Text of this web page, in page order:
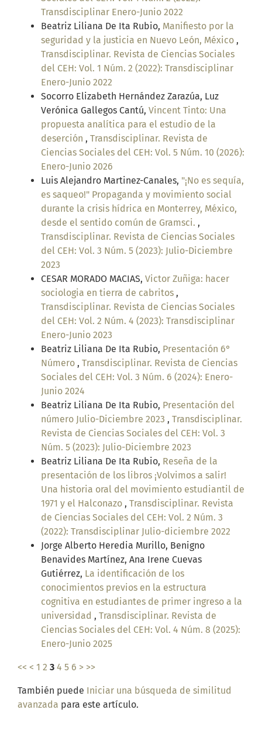
Transdisciplinar Enero-Junio 2022
Beatriz Liliana De Ita Rubio, Manifiesto por la
seguridad y la justicia en Nuevo León, México ,
Transdisciplinar. Revista de Ciencias Sociales
del CEH: Vol. 1 Núm. 2 (2022): Transdisciplinar
Enero-Junio 2022
Socorro Elizabeth Hernández Zarazúa, Luz
Verónica Gallegos Cantú, Vincent Tinto: Una
propuesta analítica para el estudio de la
deserción , Transdisciplinar. Revista de
Ciencias Sociales del CEH: Vol. 5 Núm. 10 (2026):
Enero-Junio 2026
Luis Alejandro Martinez-Canales, "¡No es sequía,
es saqueo!" Propaganda y movimiento social
durante la crisis hídrica en Monterrey, México,
desde el sentido común de Gramsci. ,
Transdisciplinar. Revista de Ciencias Sociales
del CEH: Vol. 3 Núm. 5 (2023): Julio-Diciembre
2023
CESAR MORADO MACIAS, Victor Zuñiga: hacer
sociologia en tierra de cabritos ,
Transdisciplinar. Revista de Ciencias Sociales
del CEH: Vol. 2 Núm. 4 (2023): Transdisciplinar
Enero-Junio 2023
Beatriz Liliana De Ita Rubio, Presentación 6°
Número , Transdisciplinar. Revista de Ciencias
Sociales del CEH: Vol. 3 Núm. 6 (2024): Enero-
Junio 2024
Beatriz Liliana De Ita Rubio, Presentación del
número Julio-Diciembre 2023 , Transdisciplinar.
Revista de Ciencias Sociales del CEH: Vol. 3
Núm. 5 (2023): Julio-Diciembre 2023
Beatriz Liliana De Ita Rubio, Reseña de la
presentación de los libros ¡Volvimos a salir!
Una historia oral del movimiento estudiantil de
1971 y el Halconazo , Transdisciplinar. Revista
de Ciencias Sociales del CEH: Vol. 2 Núm. 3
(2022): Transdisciplinar Julio-diciembre 2022
Jorge Alberto Heredia Murillo, Benigno
Benavides Martínez, Ana Irene Cuevas
Gutiérrez, La identificación de los
conocimientos previos en la estructura
cognitiva en estudiantes de primer ingreso a la
universidad , Transdisciplinar. Revista de
Ciencias Sociales del CEH: Vol. 4 Núm. 8 (2025):
Enero-Junio 2025
<< < 1 2 3 4 5 6 > >>
También puede Iniciar una búsqueda de similitud
avanzada para este artículo.